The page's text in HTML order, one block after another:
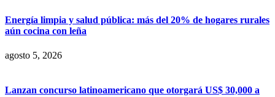
Energía limpia y salud pública: más del 20% de hogares rurales
aún cocina con leña
agosto 5, 2026
Lanzan concurso latinoamericano que otorgará US$ 30,000 a